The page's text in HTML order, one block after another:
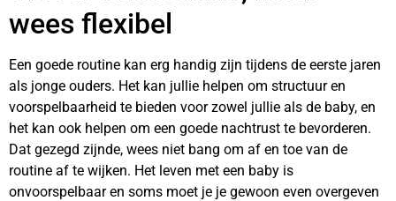
wees flexibel
Een goede routine kan erg handig zijn tijdens de eerste jaren
als jonge ouders. Het kan jullie helpen om structuur en
voorspelbaarheid te bieden voor zowel jullie als de baby, en
het kan ook helpen om een goede nachtrust te bevorderen.
Dat gezegd zijnde, wees niet bang om af en toe van de
routine af te wijken. Het leven met een baby is
onvoorspelbaar en soms moet je je gewoon even overgeven